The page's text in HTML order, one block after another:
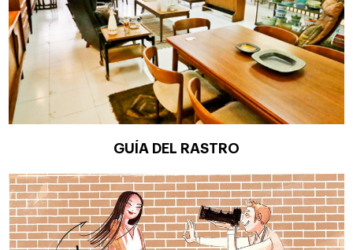
GUÍA DEL RASTRO